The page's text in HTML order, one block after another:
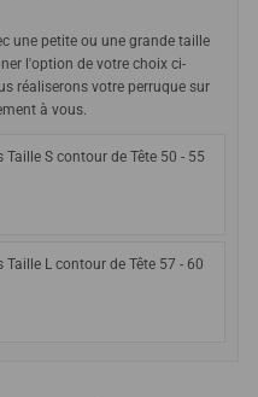
une petite ou une grande taille
l'option de votre choix ci-
réaliserons votre perruque sur
à vous.
Taille S contour de Tête 50 - 55
Taille L contour de Tête 57 - 60